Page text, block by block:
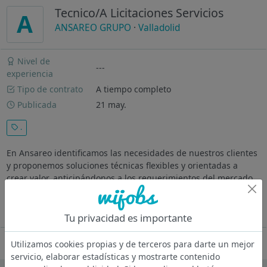
A Tecnico/A Licitaciones Servicios
ANSAREO GRUPO ·Valladolid
Nivel de
experiencia
---
Tipo de contrato
A tiempo completo
Publicada
21 may.
.
En Ansareo identificamos las necesidades de nuestros clientes
y proponemos soluciones técnicas flexibles y orientadas a
crear valor, anticipándonos a los requerimientos del mercado.
Actualmente prestamos servicio en Bizkaia, Gipuzkoa, Álava,
Oferta desactivada
Tu privacidad es importante
Utilizamos cookies propias y de terceros para darte un mejor
servicio, elaborar estadísticas y mostrarte contenido